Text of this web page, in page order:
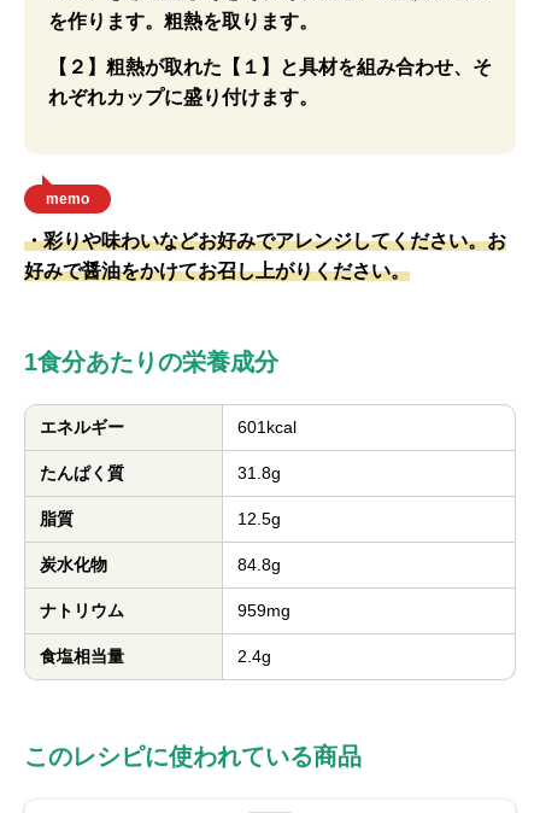
を作ります。粗熱を取ります。
【２】粗熱が取れた【１】と具材を組み合わせ、そ
れぞれカップに盛り付けます。
memo
・彩りや味わいなどお好みでアレンジしてください。お
好みで醤油をかけてお召し上がりください。
1食分あたりの栄養成分
エネルギー 601kcal
たんぱく質 31.8g
脂質 12.5g
炭水化物 84.8g
ナトリウム 959mg
食塩相当量 2.4g
このレシピに使われている商品